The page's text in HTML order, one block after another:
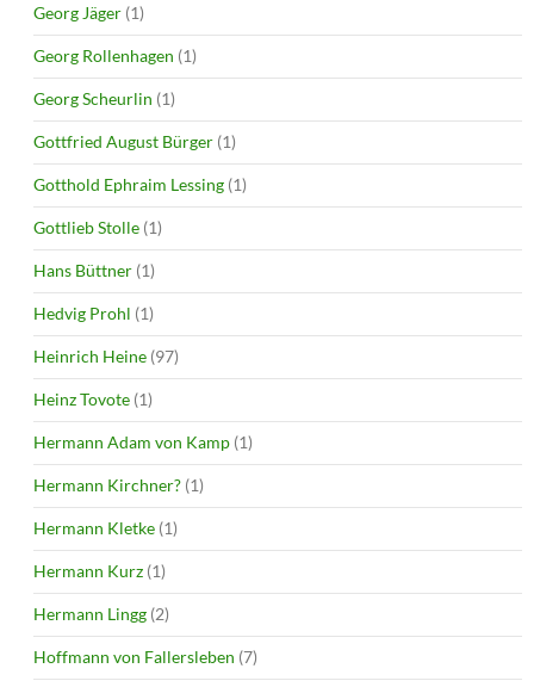
Georg Jäger (1)
Georg Rollenhagen (1)
Georg Scheurlin (1)
Gottfried August Bürger (1)
Gotthold Ephraim Lessing (1)
Gottlieb Stolle (1)
Hans Büttner (1)
Hedvig Prohl (1)
Heinrich Heine (97)
Heinz Tovote (1)
Hermann Adam von Kamp (1)
Hermann Kirchner? (1)
Hermann Kletke (1)
Hermann Kurz (1)
Hermann Lingg (2)
Hoffmann von Fallersleben (7)